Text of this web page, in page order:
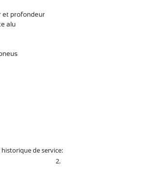
et profondeur
alu
historique de service:
20 550km 2.